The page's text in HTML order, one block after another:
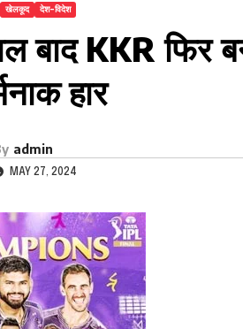
खेलकूद देश-विदेश
बाद KKR फिर
हार
admin
MAY 27, 2024